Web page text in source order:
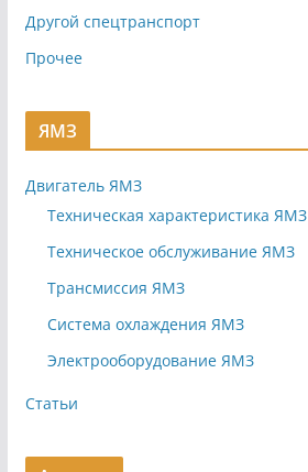
Другой спецтранспорт
Прочее
ЯМЗ
Двигатель ЯМЗ
Техническая характеристика ЯМЗ
Техническое обслуживание ЯМЗ
Трансмиссия ЯМЗ
Система охлаждения ЯМЗ
Электрооборудование ЯМЗ
Статьи